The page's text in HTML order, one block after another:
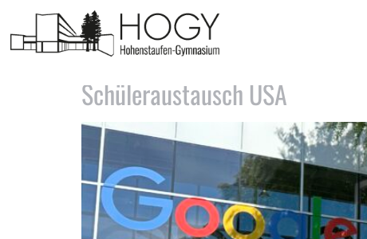
Tag:6. Mai 2024
Schüleraustausch USA